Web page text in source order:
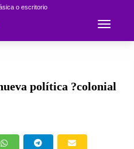
o escritorio
Toggle
política ?colonial